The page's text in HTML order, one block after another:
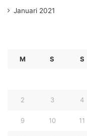
Januari 2021
M S S
2 3 4
9 10 11